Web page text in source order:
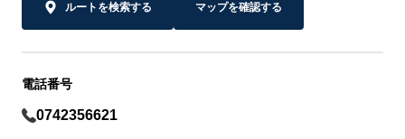
ルートを検索する マップを確認する
電話番号
0742356621